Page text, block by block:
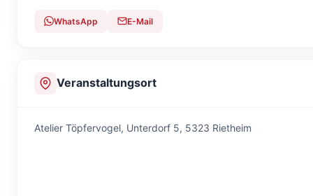
WhatsApp E-Mail
Veranstaltungsort
Atelier Töpfervogel, Unterdorf 5, 5323 Rietheim